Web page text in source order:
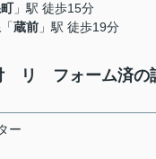
」駅 徒歩15分
「蔵前 」駅 徒歩19分
リ フォーム済の
ー